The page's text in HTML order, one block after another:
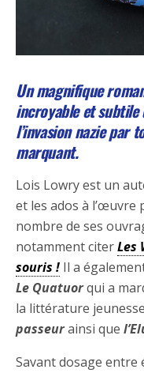
Un magnifique
incroyable et subtile
l’invasion nazie par
marquant.
Lois Lowry est un
et les ados à l’œuvre
nombre de ses
notamment citerLes
souris ! Il a
Le Quatuorqui a
la littérature
passeurainsi que
Savant dosage